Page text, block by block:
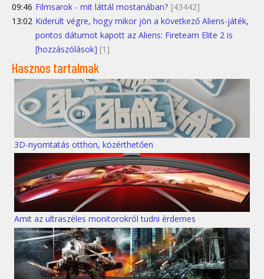
09:46 Filmsarok - mit láttál mostanában? [43442]
13:02 Kiderült végre, hogy mikor jön a következő Aliens-játék,
pontos dátumot kapott az Aliens: Fireteam Elite 2 is
[hozzászólások] [1]
Hasznos tartalmak
3D-nyomtatás otthon, közérthetően
Amit az ultraszéles monitorokról tudni érdemes